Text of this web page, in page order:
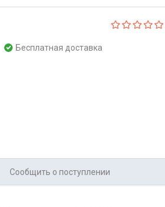
Бесплатная доставка
Сообщить о поступлении